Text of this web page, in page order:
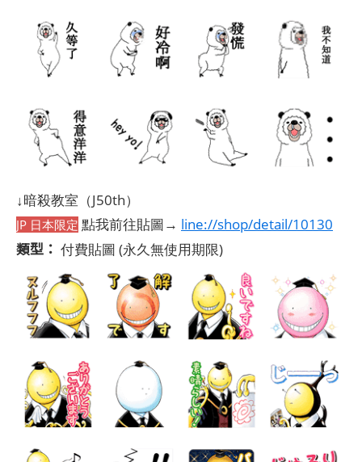
↓暗殺教室（J50th）
JP 日本限定 點我前往貼圖→ line://shop/detail/10130
類型： 付費貼圖 (永久無使用期限)